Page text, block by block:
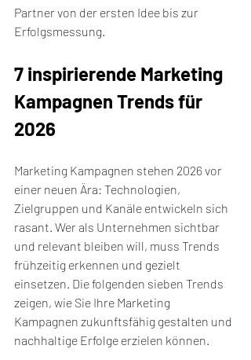
Partner von der ersten Idee bis zur
Erfolgsmessung.
7 inspirierende Marketing
Kampagnen Trends für
2026
Marketing Kampagnen stehen 2026 vor
einer neuen Ära: Technologien,
Zielgruppen und Kanäle entwickeln sich
rasant. Wer als Unternehmen sichtbar
und relevant bleiben will, muss Trends
frühzeitig erkennen und gezielt
einsetzen. Die folgenden sieben Trends
zeigen, wie Sie Ihre Marketing
Kampagnen zukunftsfähig gestalten und
nachhaltige Erfolge erzielen können.